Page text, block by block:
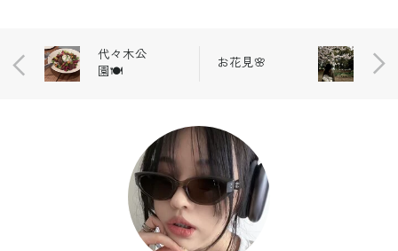
代々木公
園🍽️
お花見🌸